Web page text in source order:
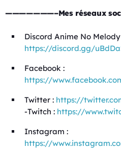
———————–Mes réseaux
Discord Anime No
https://discord.gg/
Facebook :
https://
Twitter : https://
-Twitch : https://
Instagram :
https://